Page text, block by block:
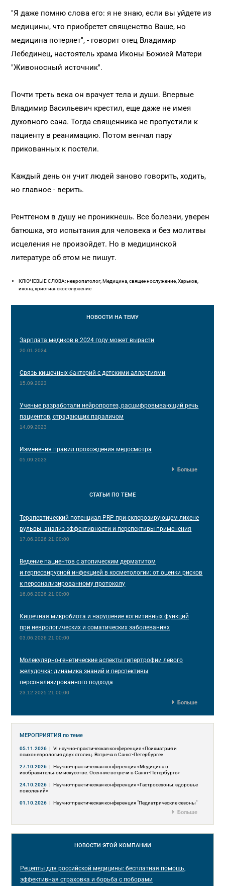
"Я даже помню слова его: я не знаю, если вы уйдете из
медицины, что приобретет священство Ваше, но
медицина потеряет", - говорит отец Владимир
Лебединец, настоятель храма Иконы Божией Матери
"Живоносный источник".
Почти треть века он врачует тела и души. Впервые
Владимир Васильевич крестил, еще даже не имея
духовного сана. Тогда священника не пропустили к
пациенту в реанимацию. Потом венчал пару
прикованных к постели.
Каждый день он учит людей заново говорить, ходить,
но главное - верить.
Рентгеном в душу не проникнешь. Все болезни, уверен
батюшка, это испытания для человека и без молитвы
исцеления не произойдет. Но в медицинской
литературе об этом не пишут.
КЛЮЧЕВЫЕ СЛОВА: невропатолог, Медицина, священнослужение, Харьков,
икона, христианское служение
НОВОСТИ НА ТЕМУ
Зарплата медиков в 2024 году может вырасти
20.01.2024
Связь кишечных бактерий с детскими аллергиями
15.09.2023
Ученые разработали нейропротез, расшифровывающий речь
пациентов, страдающих параличом
14.09.2023
Изменения правил прохождения медосмотра
05.09.2023
Больше
СТАТЬИ ПО ТЕМЕ
Терапевтический потенциал PRP при склерозирующем лихене
вульвы: анализ эффективности и перспективы применения
17.06.2026 21:00:00
Ведение пациентов с атопическим дерматитом
и герпесвирусной инфекцией в косметологии: от оценки рисков
к персонализированному протоколу
16.06.2026 21:00:00
Кишечная микробиота и нарушение когнитивных функций
при неврологических и соматических заболеваниях
03.06.2026 21:00:00
Молекулярно-генетические аспекты гипертрофии левого
желудочка: динамика знаний и перспективы
персонализированного подхода
23.12.2025 21:00:00
Больше
МЕРОПРИЯТИЯпо теме
05.11.2026 | VI научно-практическая конференция «Психиатрия и
психоневрология двух столиц. Встреча в Санкт-Петербурге»
27.10.2026 | Научно-практическая конференция «Медицина в
изобразительном искусстве. Осенние встречи в Санкт-Петербурге»
24.10.2026 | Научно-практическая конференция «Гастросезоны: здоровье
поколений»
01.10.2026 | Научно-практическая конференция "Педиатрические сезоны"
Больше
НОВОСТИ ЭТОЙ КОМПАНИИ
Рецепты для российской медицины: бесплатная помощь,
эффективная страховка и борьба с поборами